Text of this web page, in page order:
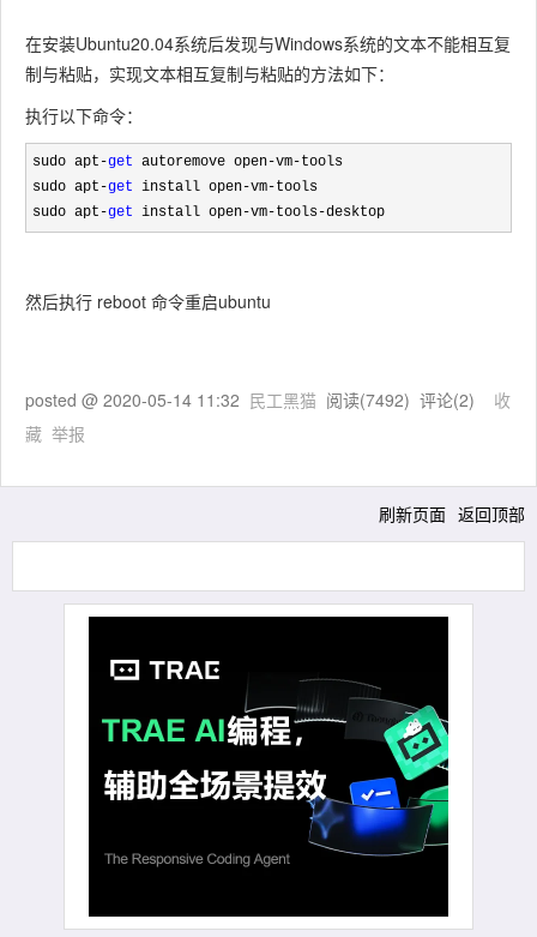
在安装Ubuntu20.04系统后发现与Windows系统的文本不能相互复
制与粘贴，实现文本相互复制与粘贴的方法如下：
执行以下命令：
sudo apt-get autoremove open-vm-tools
sudo apt -get install open-vm-tools
sudo apt -get install open-vm-tools-desktop
然后执行 reboot 命令重启ubuntu
posted @ 2020-05-14 11:32 民工黑猫 阅读(7492) 评论(2) 收
藏 举报
刷新页面 返回顶部